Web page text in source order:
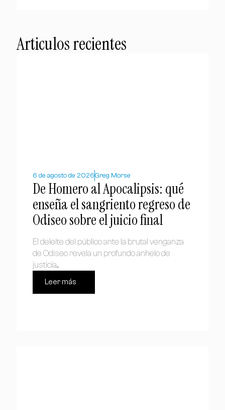
Articulos recientes
6 de agosto de 2026Greg Morse
De Homero al Apocalipsis: qué
enseña el sangriento regreso de
Odiseo sobre el juicio final
El deleite del público ante la brutal venganza
de Odiseo revela un profundo anhelo de
justicia....
Leer más